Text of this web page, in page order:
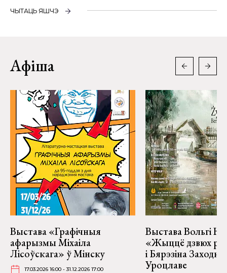
ЧЫТАЦЬ ЯШЧЭ
Афіша
Выстава «Графічныя
афарызмы Міхаіла
Лісоўскага» ў Мінску
17.03.2026 16:00 - 31.12.2026 17:00
Выстава Вольгі
«Жыццё дзвюх
і Бярэзіна
Уроцлаве